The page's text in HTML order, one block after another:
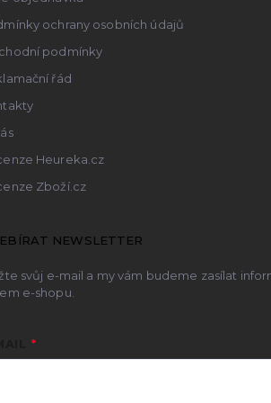
ochrany osobních údajů
podmínky
řád
Heureka.cz
Zboží.cz
NEWSLETTER
svůj e-mail a my vám budeme zasílat
e-shopu.